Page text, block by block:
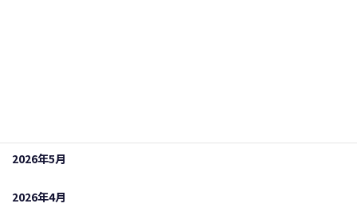
2026年5月
2026年4月